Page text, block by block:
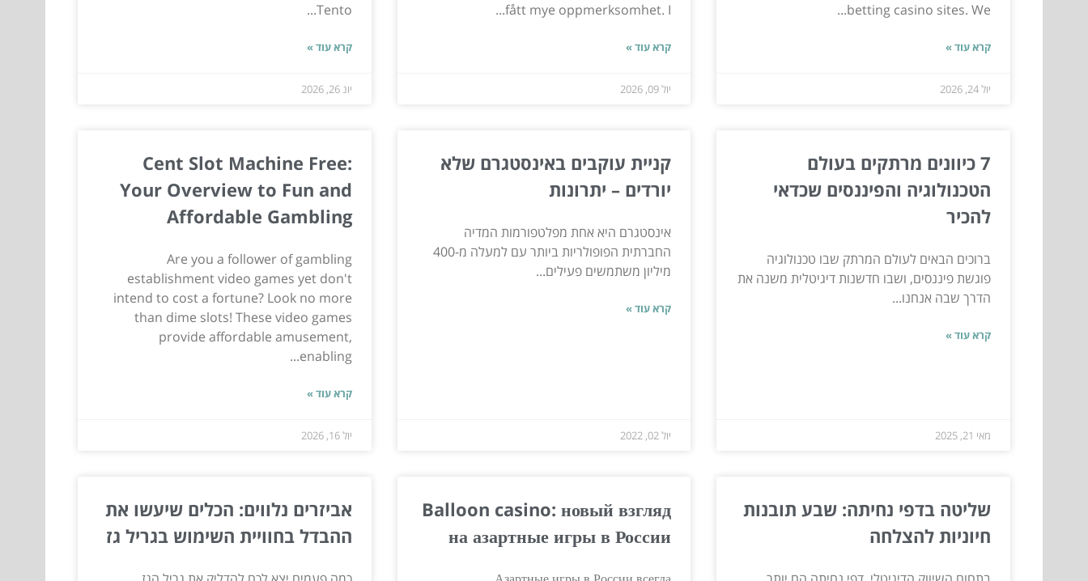
betting casino sites. We...
קרא עוד »
יול 24, 2026
fått mye oppmerksomhet. I...
קרא עוד »
יול 09, 2026
Tento...
קרא עוד »
יונ 26, 2026
7 כיוונים מרתקים בעולם
הטכנולוגיה והפיננסים שכדאי
להכיר
ברוכים הבאים לעולם המרתק שבו טכנולוגיה
פוגשת פיננסים, ושבו חדשנות דיגיטלית משנה את
הדרך שבה אנחנו...
קרא עוד »
מאי 21, 2025
קניית עוקבים באינסטגרם שלא
יורדים – יתרונות
אינסטגרם היא אחת מפלטפורמות המדיה
החברתית הפופולריות ביותר עם למעלה מ-400
מיליון משתמשים פעילים...
קרא עוד »
יול 02, 2022
Cent Slot Machine Free:
Your Overview to Fun and
Affordable Gambling
Are you a follower of gambling
establishment video games yet don't
intend to cost a fortune? Look no more
than dime slots! These video games
provide affordable amusement,
enabling...
קרא עוד »
יול 16, 2026
שליטה בדפי נחיתה: שבע תובנות
חיוניות להצלחה
Balloon casino: новый взгляд
на азартные игры в России
אביזרים נלווים: הכלים שיעשו את
ההבדל בחוויית השימוש בגריל גז